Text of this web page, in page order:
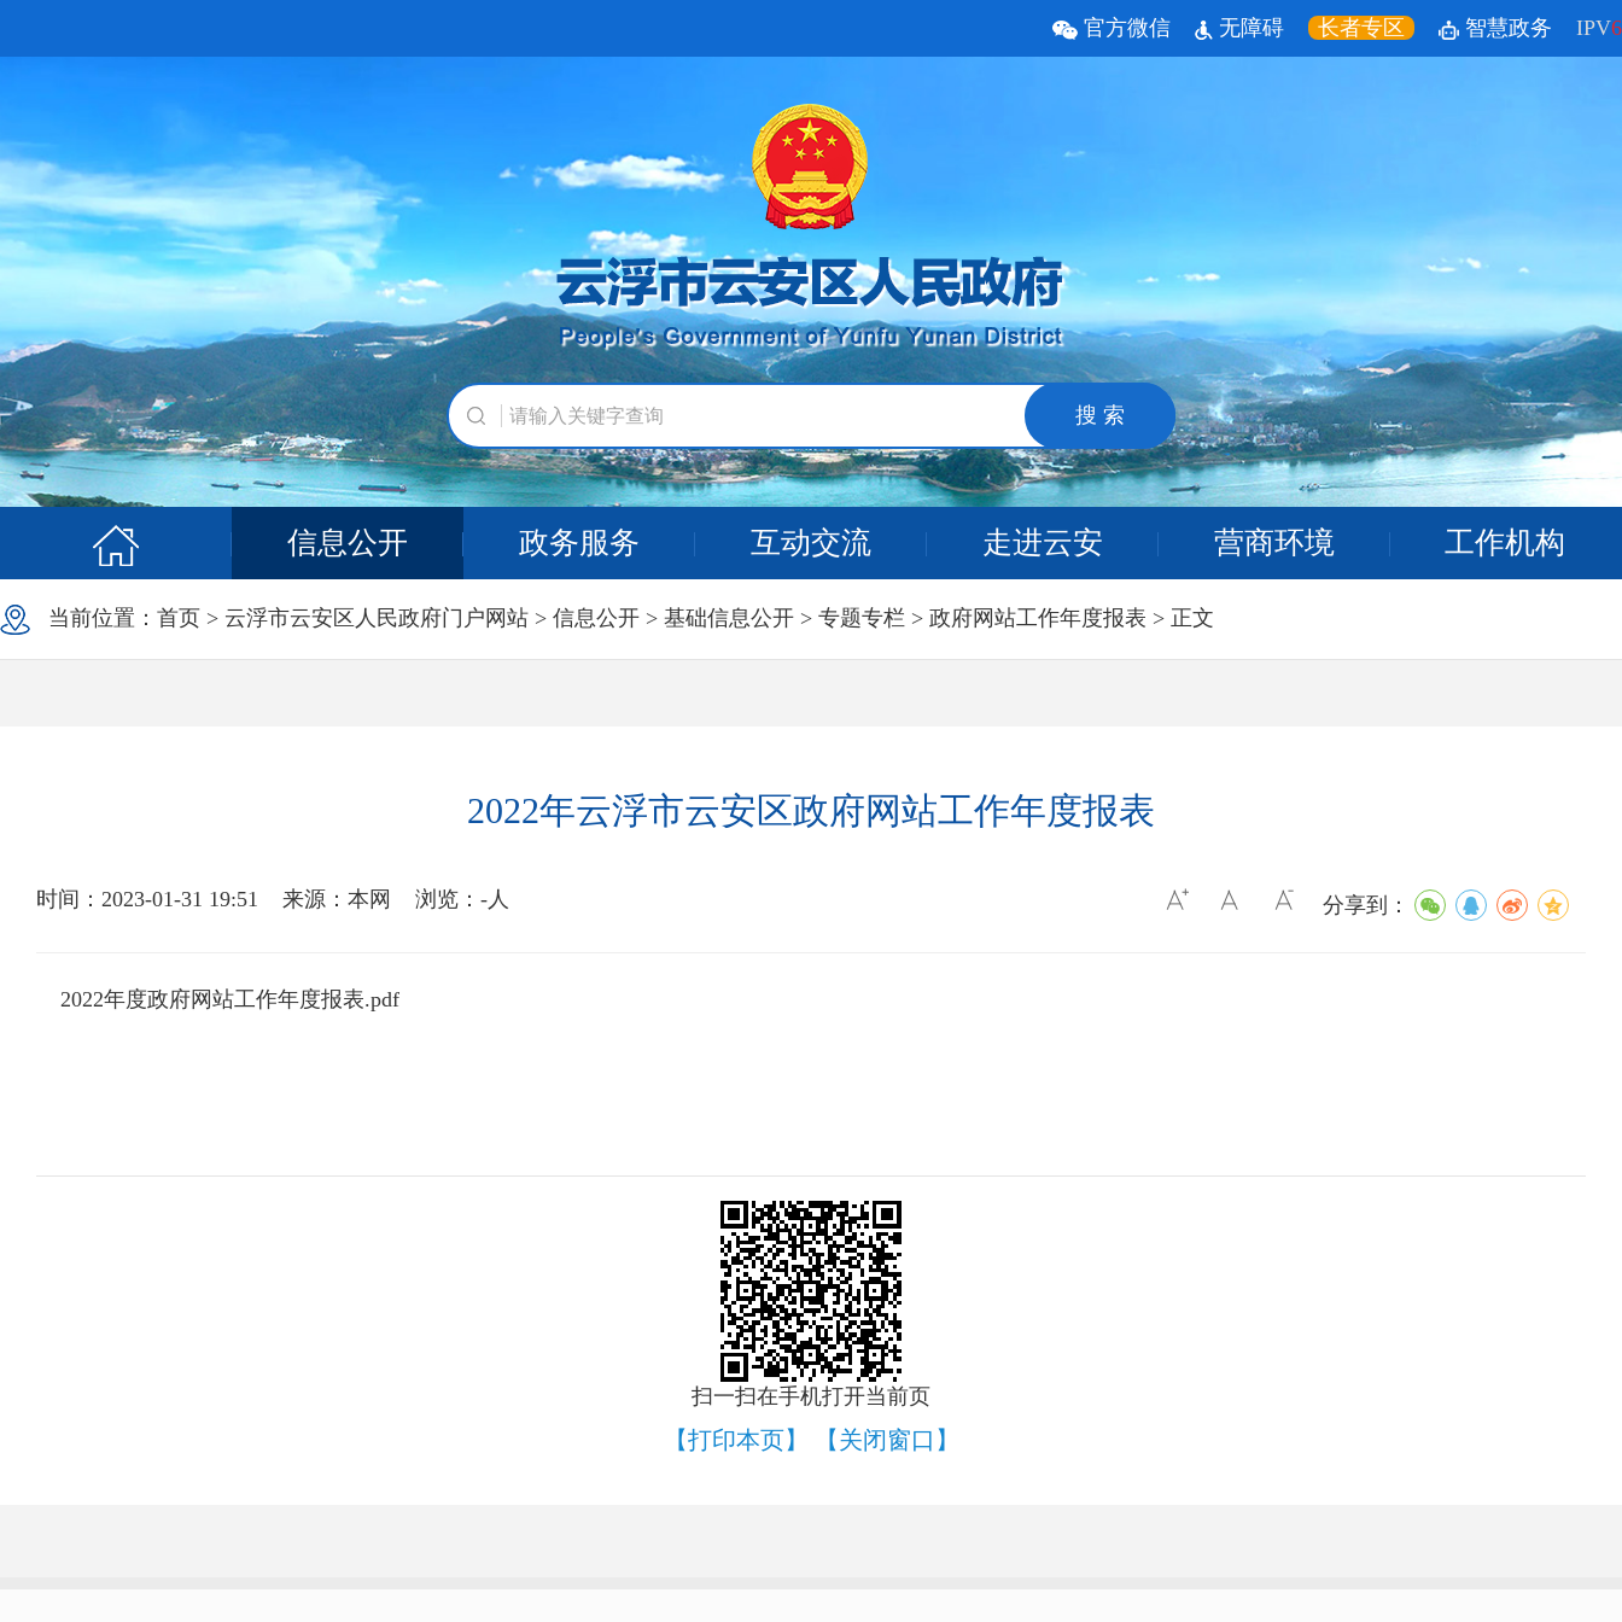
官方微信 无障碍 长者专区 智慧政务 IPV6
搜 索
信息公开 政务服务 互动交流 走进云安 营商环境 工作机构
当前位置： 首页 > 云浮市云安区人民政府门户网站 > 信息公开 > 基础信息公开 > 专题专栏 > 政府网站工作年度报表 > 正文
2022年云浮市云安区政府网站工作年度报表
时间：2023-01-31 19:51 来源：本网 浏览： -人 分享到：
2022年度政府网站工作年度报表.pdf
扫一扫在手机打开当前页
【打印本页】 【关闭窗口】